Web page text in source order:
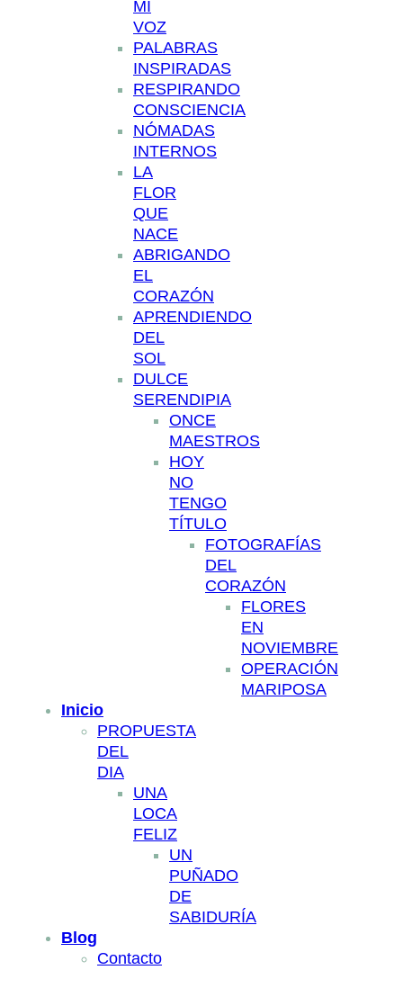
MI
VOZ
PALABRAS
INSPIRADAS
RESPIRANDO
CONSCIENCIA
NÓMADAS
INTERNOS
LA
FLOR
QUE
NACE
ABRIGANDO
EL
CORAZÓN
APRENDIENDO
DEL
SOL
DULCE
SERENDIPIA
ONCE
MAESTROS
HOY
NO
TENGO
TÍTULO
FOTOGRAFÍAS
DEL
CORAZÓN
FLORES
EN
NOVIEMBRE
OPERACIÓN
MARIPOSA
Inicio
PROPUESTA
DEL
DIA
UNA
LOCA
FELIZ
UN
PUÑADO
DE
SABIDURÍA
Blog
Contacto